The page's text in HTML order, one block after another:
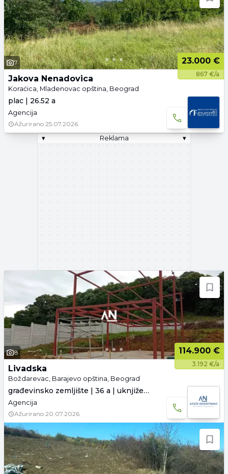
7 23.000 €
867 €/a
Jakova Nenadovica
Koraćica, Mladenovac opština, Beograd
plac | 26.52 a
Agencija
Ažurirano 25.07.2026.
▾
Reklama ▾
8 114.900 €
3.192 €/a
Livadska
Boždarevac, Barajevo opština, Beograd
građevinsko zemljište | 36 a | uknjiženo
Agencija
Ažurirano 20.07.2026.